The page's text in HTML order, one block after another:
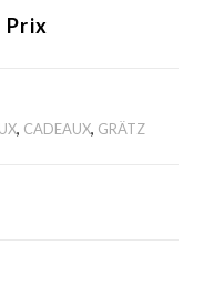
Prix
, CADEAUX, GRÄTZ